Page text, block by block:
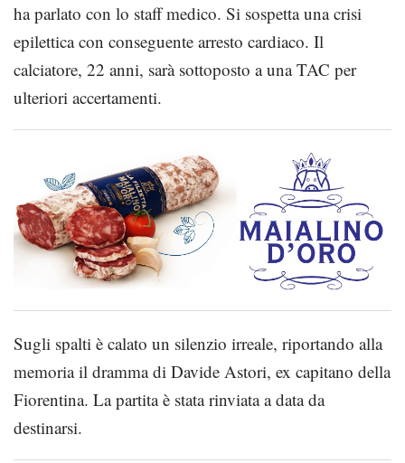
ha parlato con lo staff medico. Si sospetta una crisi
epilettica con conseguente arresto cardiaco. Il
calciatore, 22 anni, sarà sottoposto a una TAC per
ulteriori accertamenti.
Sugli spalti è calato un silenzio irreale, riportando alla
memoria il dramma di Davide Astori, ex capitano della
Fiorentina. La partita è stata rinviata a data da
destinarsi.